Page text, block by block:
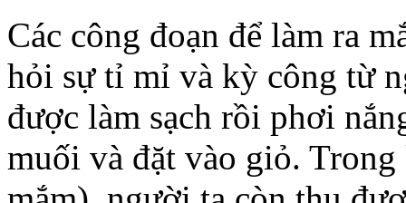
Các công đoạn để làm ra
hỏi sự tỉ mỉ và kỳ công từ
được làm sạch rồi phơi
muối và đặt vào giỏ.